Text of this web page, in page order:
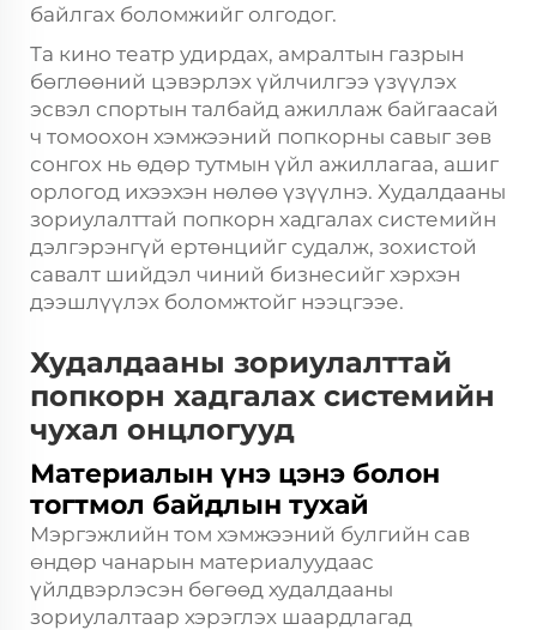
байлгах боломжийг олгодог.
Та кино театр удирдах, амралтын газрын
бөглөөний цэвэрлэх үйлчилгээ үзүүлэх
эсвэл спортын талбайд ажиллаж байгаасай
ч томоохон хэмжээний попкорны савыг зөв
сонгох нь өдөр тутмын үйл ажиллагаа, ашиг
орлогод ихээхэн нөлөө үзүүлнэ. Худалдааны
зориулалттай попкорн хадгалах системийн
дэлгэрэнгүй ертөнцийг судалж, зохистой
савалт шийдэл чиний бизнесийг хэрхэн
дээшлүүлэх боломжтойг нээцгээе.
Худалдааны зориулалттай
попкорн хадгалах системийн
чухал онцлогууд
Материалын үнэ цэнэ болон
тогтмол байдлын тухай
Мэргэжлийн том хэмжээний булгийн сав
өндөр чанарын материалуудаас
үйлдвэрлэсэн бөгөөд худалдааны
зориулалтаар хэрэглэх шаардлагад